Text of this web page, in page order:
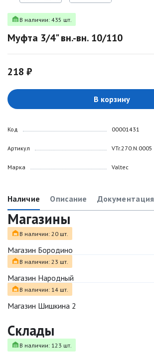
В наличии: 435 шт.
Муфта 3/4" вн.-вн. 10/110
218 ₽
В корзину
Код
Артикул
Марка
00001431
VTr.270.N.0005
Valtec
Наличие Описание Документация
Магазины
В наличии: 20 шт.
Магазин Бородино
В наличии: 23 шт.
Магазин Народный
В наличии: 14 шт.
Магазин Шишкина 2
Склады
В наличии: 123 шт.